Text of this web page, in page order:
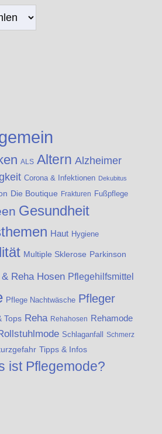
ALS Altern Alzheimer
Corona & Infektionen Dekubitus
Die Boutique Frakturen Fußpflege
Gesundheit
Haut Hygiene
Multiple Sklerose Parkinson
Reha Hosen Pflegehilfsmittel
Pflege Nachtwäsche Pfleger
Tops Reha Rehahosen Rehamode
Schlaganfall Schmerz
Tipps & Infos
ist Pflegemode?